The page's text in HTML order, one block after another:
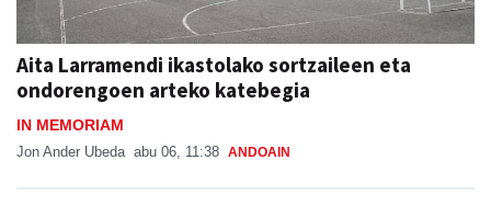
Aita Larramendi ikastolako sortzaileen eta
ondorengoen arteko katebegia
IN MEMORIAM
Jon Ander Ubeda abu 06, 11:38 ANDOAIN